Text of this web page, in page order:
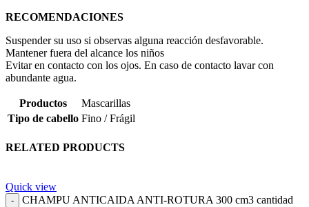
RECOMENDACIONES
Suspender su uso si observas alguna reacción desfavorable.
Mantener fuera del alcance los niños
Evitar en contacto con los ojos. En caso de contacto lavar con
abundante agua.
Productos
Mascarillas
Tipo de cabello Fino / Frágil
RELATED PRODUCTS
Quick view
CHAMPU ANTICAIDA ANTI-ROTURA 300 cm3 cantidad